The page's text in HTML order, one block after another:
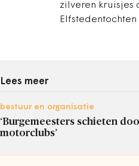
zilveren
Elfstedentochten
Lees meer
bestuur en organisatie
‘Burgemeesters schieten
motorclubs’